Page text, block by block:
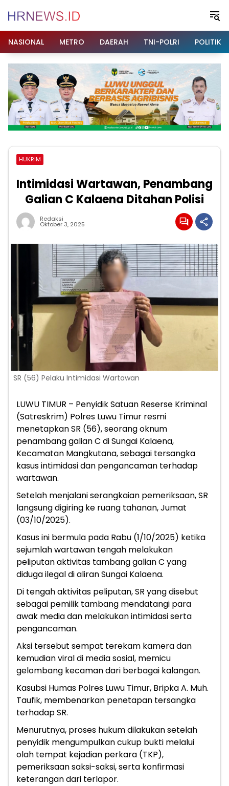
NASIONAL
METRO DAERAH TNI-POLRI POLITIK
HUKRIM
Intimidasi Wartawan, Penambang
Galian C Kalaena Ditahan Polisi
Redaksi
Oktober 3, 2025
SR (56) Pelaku Intimidasi Wartawan
LUWU TIMUR – Penyidik Satuan Reserse Kriminal
(Satreskrim) Polres Luwu Timur resmi
menetapkan SR (56), seorang oknum
penambang galian C di Sungai Kalaena,
Kecamatan Mangkutana, sebagai tersangka
kasus intimidasi dan pengancaman terhadap
wartawan.
Setelah menjalani serangkaian pemeriksaan, SR
langsung digiring ke ruang tahanan, Jumat
(03/10/2025).
Kasus ini bermula pada Rabu (1/10/2025) ketika
sejumlah wartawan tengah melakukan
peliputan aktivitas tambang galian C yang
diduga ilegal di aliran Sungai Kalaena.
Di tengah aktivitas peliputan, SR yang disebut
sebagai pemilik tambang mendatangi para
awak media dan melakukan intimidasi serta
pengancaman.
Aksi tersebut sempat terekam kamera dan
kemudian viral di media sosial, memicu
gelombang kecaman dari berbagai kalangan.
Kasubsi Humas Polres Luwu Timur, Bripka A. Muh.
Taufik, membenarkan penetapan tersangka
terhadap SR.
Menurutnya, proses hukum dilakukan setelah
penyidik mengumpulkan cukup bukti melalui
olah tempat kejadian perkara (TKP),
pemeriksaan saksi-saksi, serta konfirmasi
keterangan dari terlapor.